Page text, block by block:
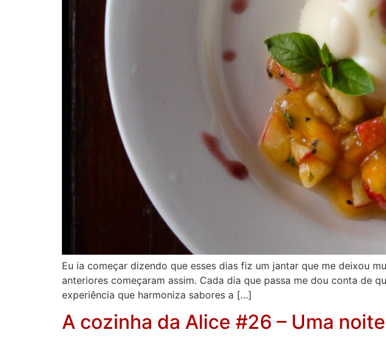
Eu ia começar dizendo que esses dias fiz um jantar que me deixou
anteriores começaram assim. Cada dia que passa me dou conta de
experiência que harmoniza sabores a […]
A cozinha da Alice #26 – Uma